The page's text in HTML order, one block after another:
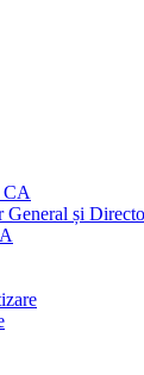
CA
General și